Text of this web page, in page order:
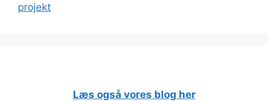
projekt
Læs også vores blog her